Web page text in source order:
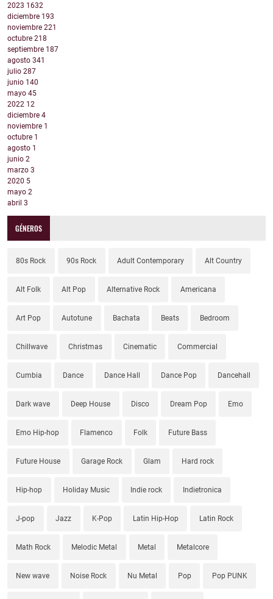
2023 1632
diciembre 193
noviembre 221
octubre 218
septiembre 187
agosto 341
julio 287
junio 140
mayo 45
2022 12
diciembre 4
noviembre 1
octubre 1
agosto 1
junio 2
marzo 3
2020 5
mayo 2
abril 3
GÉNEROS
80s Rock 90s Rock Adult Contemporary Alt Country
Alt Folk Alt Pop Alternative Rock Americana
Art Pop Autotune Bachata Beats Bedroom
Chillwave Christmas Cinematic Commercial
Cumbia Dance Dance Hall Dance Pop Dancehall
Dark wave Deep House Disco Dream Pop Emo
Emo Hip-hop Flamenco Folk Future Bass
Future House Garage Rock Glam Hard rock
Hip-hop Holiday Music Indie rock Indietronica
J-pop Jazz K-Pop Latin Hip-Hop Latin Rock
Math Rock Melodic Metal Metal Metalcore
New wave Noise Rock Nu Metal Pop Pop PUNK